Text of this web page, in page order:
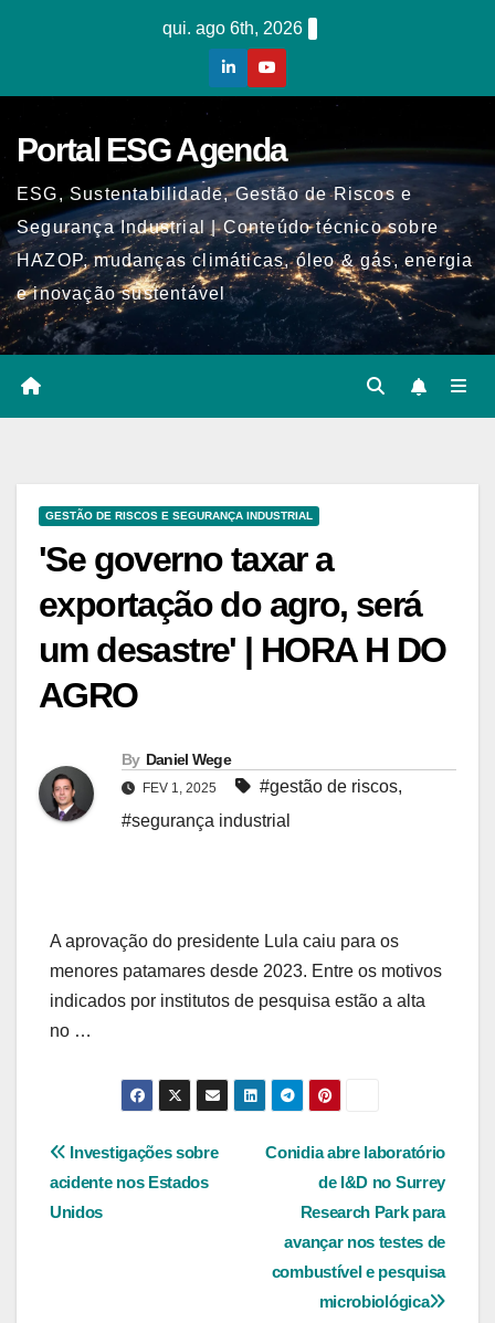
qui. ago 6th, 2026
Portal ESG Agenda
ESG, Sustentabilidade, Gestão de Riscos e
Segurança Industrial | Conteúdo técnico sobre
HAZOP, mudanças climáticas, óleo & gás, energia
e inovação sustentável
GESTÃO DE RISCOS E SEGURANÇA INDUSTRIAL
'Se governo taxar a
exportação do agro, será
um desastre' | HORA H DO
AGRO
By Daniel Wege
FEV 1, 2025 #gestão de riscos,
#segurança industrial
A aprovação do presidente Lula caiu para os
menores patamares desde 2023. Entre os motivos
indicados por institutos de pesquisa estão a alta
no …
Navegação
de
Conidia abre laboratório
de I&D no Surrey
Research Park para
avançar nos testes de
combustível e pesquisa
microbiológica
Investigações sobre
acidente nos Estados
Unidos